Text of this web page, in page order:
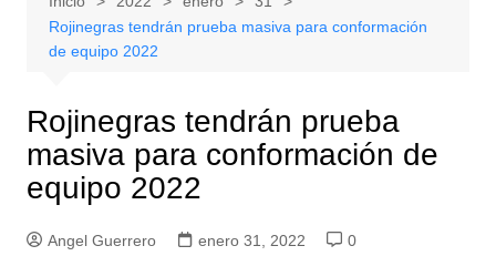
Rojinegras tendrán prueba masiva para conformación
de equipo 2022
Rojinegras tendrán prueba
masiva para conformación de
equipo 2022
Angel Guerrero enero 31, 2022
0